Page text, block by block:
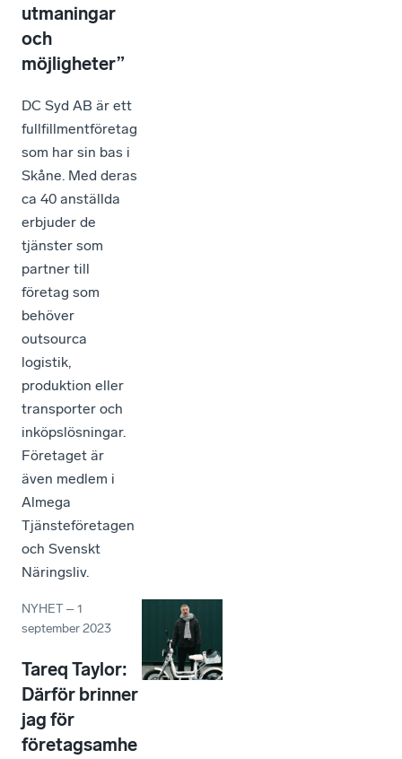
utmaningar
och
möjligheter”
DC Syd AB är ett
fullfillmentföretag
som har sin bas i
Skåne. Med deras
ca 40 anställda
erbjuder de
tjänster som
partner till
företag som
behöver
outsourca
logistik,
produktion eller
transporter och
inköpslösningar.
Företaget är
även medlem i
Almega
Tjänsteföretagen
och Svenskt
Näringsliv.
NYHET –1
september 2023
Tareq Taylor:
Därför brinner
jag för
företagsamhe